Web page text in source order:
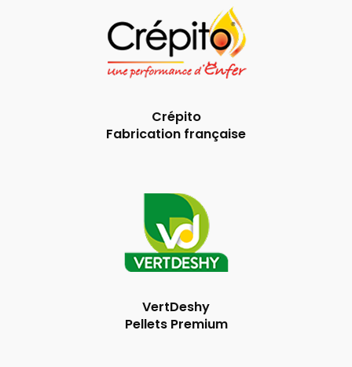
Crépito
Fabrication française
VertDeshy
Pellets Premium